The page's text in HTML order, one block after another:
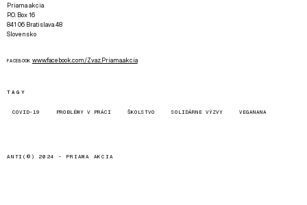
Priama akcia
P.O. Box 16
841 06 Bratislava 48
Slovensko
FACEBOOK www.facebook.com/Zvaz.Priama.akcia
TAGY
COVID-19 PROBLÉMY V PRÁCI ŠKOLSTVO SOLIDÁRNE VÝZVY VEGANANA
ANTI(©) 2024 - PRIAMA AKCIA